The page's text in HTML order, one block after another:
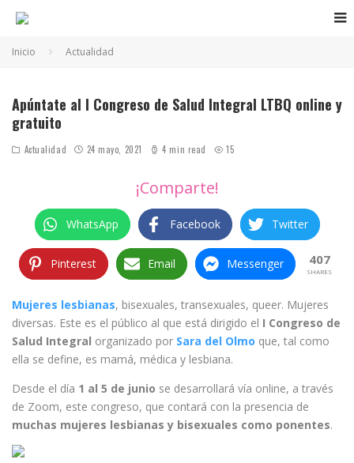
Inicio Actualidad
Apúntate al I Congreso de Salud Integral LTBQ online y
gratuito
Actualidad 24 mayo, 2021 4 min read 15
¡Comparte!
WhatsApp Facebook Twitter
Pinterest Email Messenger 407
SHARES
Mujeres lesbianas, bisexuales, transexuales, queer. Mujeres
diversas. Este es el público al que está dirigido el I Congreso de
Salud Integral organizado por Sara del Olmo que, tal como
ella se define, es mamá, médica y lesbiana.
Desde el día 1 al 5 de junio se desarrollará vía online, a través
de Zoom, este congreso, que contará con la presencia de
muchas mujeres lesbianas y bisexuales como ponentes.